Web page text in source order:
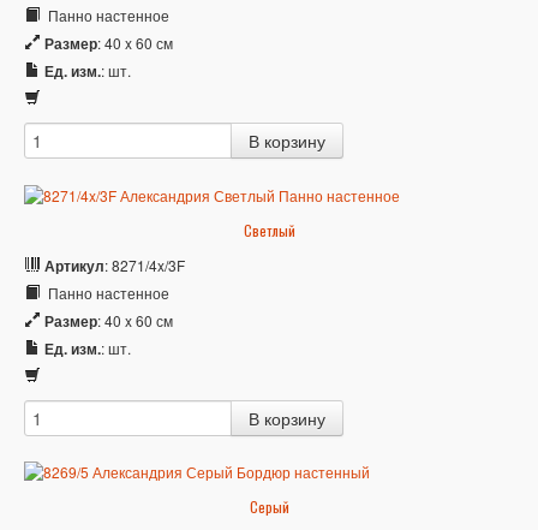
Панно настенное
Размер: 40 x 60 см
Ед. изм.: шт.
Светлый
Артикул: 8271/4x/3F
Панно настенное
Размер: 40 x 60 см
Ед. изм.: шт.
Серый